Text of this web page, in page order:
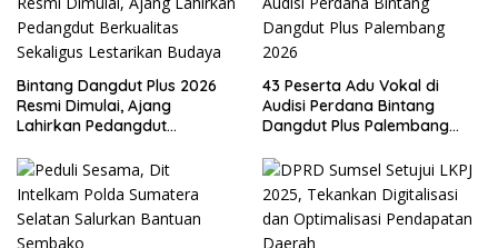
Bintang Dangdut Plus 2026
Resmi Dimulai, Ajang
Lahirkan Pedangdut
Lestarikan Budaya
43 Peserta Adu Vokal di
Audisi Perdana Bintang
Dangdut Plus Palembang